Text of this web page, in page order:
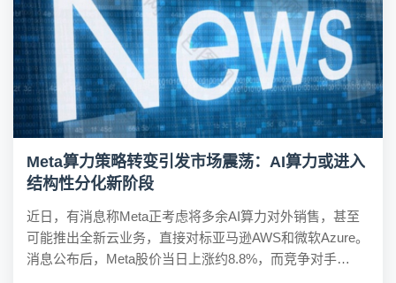
Meta算力策略转变引发市场震荡：AI算力或进入
结构性分化新阶段
近日，有消息称Meta正考虑将多余AI算力对外销售，甚至
可能推出全新云业务，直接对标亚马逊AWS和微软Azure。
消息公布后，Meta股价当日上涨约8.8%，而竞争对手